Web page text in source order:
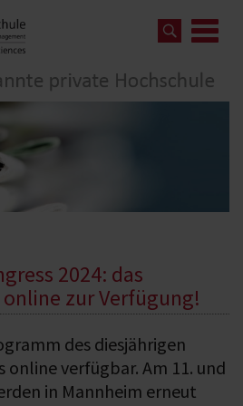
2024: das
zur Verfügung!
des diesjährigen
online verfügbar. Am 11. und
in Mannheim erneut